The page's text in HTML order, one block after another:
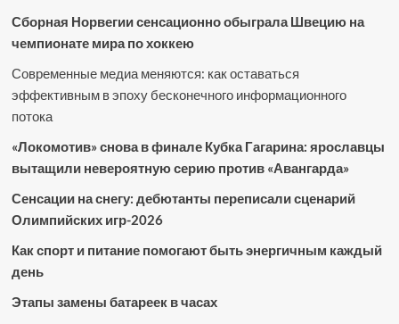
Сборная Норвегии сенсационно обыграла Швецию на
чемпионате мира по хоккею
Современные медиа меняются: как оставаться
эффективным в эпоху бесконечного информационного
потока
«Локомотив» снова в финале Кубка Гагарина: ярославцы
вытащили невероятную серию против «Авангарда»
Сенсации на снегу: дебютанты переписали сценарий
Олимпийских игр-2026
Как спорт и питание помогают быть энергичным каждый
день
Этапы замены батареек в часах